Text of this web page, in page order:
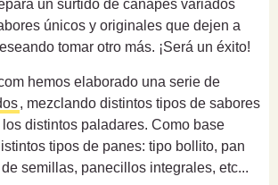
un surtido de canapés variados
únicos y originales que dejen a
tomar otro más. ¡Será un éxito!
hemos elaborado una serie de
, mezclando distintos tipos de sabores
distintos paladares. Como base
tipos de panes: tipo bollito, pan
semillas, panecillos integrales, etc...